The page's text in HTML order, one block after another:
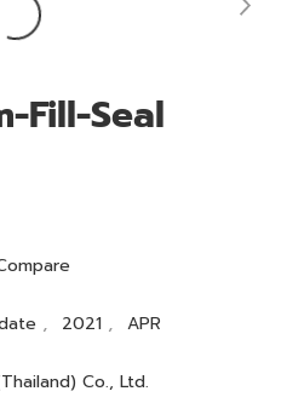
Fill-Seal
, 2021 , APR
Co., Ltd.